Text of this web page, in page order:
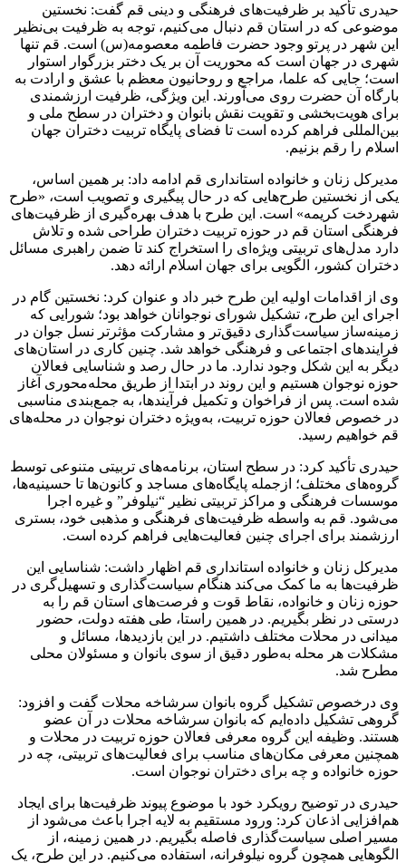
حیدری تأکید بر ظرفیت‌های فرهنگی و دینی قم گفت: نخستین
موضوعی که در استان قم دنبال می‌کنیم، توجه به ظرفیت بی‌نظیر
این شهر در پرتو وجود حضرت فاطمه معصومه(س) است. قم تنها
شهری در جهان است که محوریت آن بر یک دختر بزرگوار استوار
است؛ جایی که علما، مراجع و روحانیون معظم با عشق و ارادت به
بارگاه آن حضرت روی می‌آورند. این ویژگی، ظرفیت ارزشمندی
برای هویت‌بخشی و تقویت نقش بانوان و دختران در سطح ملی و
بین‌المللی فراهم کرده است تا فضای پایگاه تربیت دختران جهان
اسلام را رقم بزنیم.
مدیرکل زنان و خانواده استانداری قم ادامه داد: بر همین اساس،
یکی از نخستین طرح‌هایی که در حال پیگیری و تصویب است، «طرح
شهردخت کریمه» است. این طرح با هدف بهره‌گیری از ظرفیت‌های
فرهنگی استان قم در حوزه تربیت دختران طراحی شده و تلاش
دارد مدل‌های تربیتی ویژه‌ای را استخراج کند تا ضمن راهبری مسائل
دختران کشور، الگویی برای جهان اسلام ارائه دهد.
وی از اقدامات اولیه این طرح خبر داد و عنوان کرد: نخستین گام در
اجرای این طرح، تشکیل شورای نوجوانان خواهد بود؛ شورایی که
زمینه‌ساز سیاست‌گذاری دقیق‌تر و مشارکت مؤثرتر نسل جوان در
فرایندهای اجتماعی و فرهنگی خواهد شد. چنین کاری در استان‌های
دیگر به این شکل وجود ندارد. ما در حال رصد و شناسایی فعالان
حوزه نوجوان هستیم و این روند در ابتدا از طریق محله‌محوری آغاز
شده است. پس از فراخوان و تکمیل فرآیندها، به جمع‌بندی مناسبی
در خصوص فعالان حوزه تربیت، به‌ویژه دختران نوجوان در محله‌های
قم خواهیم رسید.
حیدری تأکید کرد: در سطح استان، برنامه‌های تربیتی متنوعی توسط
گروه‌های مختلف؛ ازجمله پایگاه‌های مساجد و کانون‌ها تا حسینیه‌ها،
موسسات فرهنگی و مراکز تربیتی نظیر “نیلوفر” و غیره اجرا
می‌شود. قم به واسطه ظرفیت‌های فرهنگی و مذهبی خود، بستری
ارزشمند برای اجرای چنین فعالیت‌هایی فراهم کرده است.
مدیرکل زنان و خانواده استانداری قم اظهار داشت: شناسایی این
ظرفیت‌ها به ما کمک می‌کند هنگام سیاست‌گذاری و تسهیل‌گری در
حوزه زنان و خانواده، نقاط قوت و فرصت‌های استان قم را به
درستی در نظر بگیریم. در همین راستا، طی هفته دولت، حضور
میدانی در محلات مختلف داشتیم. در این بازدیدها، مسائل و
مشکلات هر محله به‌طور دقیق از سوی بانوان و مسئولان محلی
مطرح شد.
وی درخصوص تشکیل گروه بانوان سرشاخه محلات گفت و افزود:
گروهی تشکیل داده‌ایم که بانوان سرشاخه محلات در آن عضو
هستند. وظیفه این گروه معرفی فعالان حوزه تربیت در محلات و
همچنین معرفی مکان‌های مناسب برای فعالیت‌های تربیتی، چه در
حوزه خانواده و چه برای دختران نوجوان است.
حیدری در توضیح رویکرد خود با موضوع پیوند ظرفیت‌ها برای ایجاد
هم‌افزایی اذعان کرد: ورود مستقیم به لایه اجرا باعث می‌شود از
مسیر اصلی سیاست‌گذاری فاصله بگیریم. در همین زمینه، از
الگوهایی همچون گروه نیلوفرانه، استفاده می‌کنیم. در این طرح، یک